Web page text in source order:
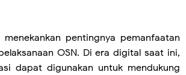
pentingnya pemanfaatan
OSN. Di era digital saat ini,
dapat digunakan untuk mendukung